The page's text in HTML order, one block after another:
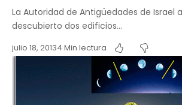
La Autoridad de Antigüedades de Israel
descubierto dos edificios…
julio 18, 20134 Min lectura